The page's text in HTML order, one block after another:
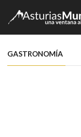
GASTRONOMÍA